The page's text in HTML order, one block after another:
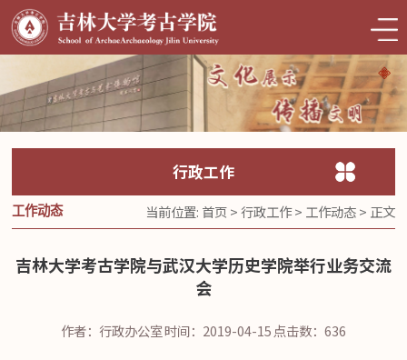
行政工作
工作动态 当前位置: 首页>行政工作> 工作动态> 正文
吉林大学考古学院与武汉大学历史学院举行业务交流
会
作者：行政办公室时间：2019-04-15点击数： 636